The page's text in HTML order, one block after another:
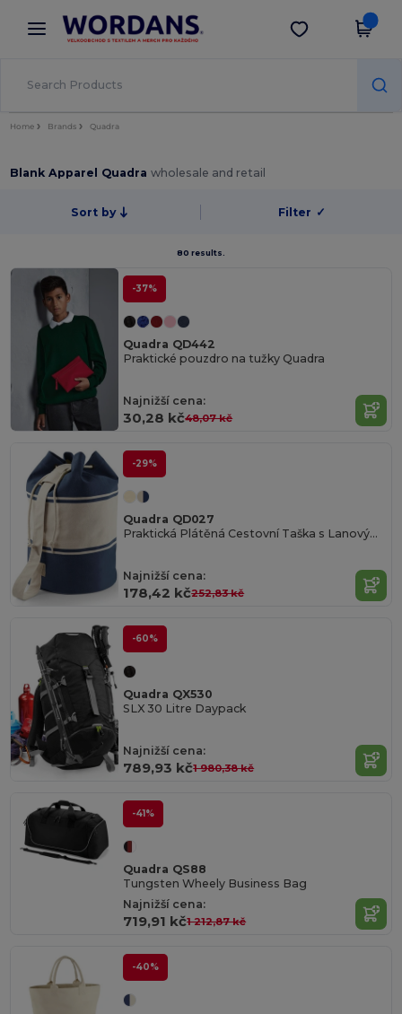
× Aplikace Wordans
Lepší ceny v aplikaci!
Stáhnout app
Home Brands Quadra
Blank Apparel Quadrawholesale and retail
Sort by Filter ✓
80 results.
-37%
Quadra QD442
Praktické pouzdro na tužky Quadra
Najnižší cena:
30,28 kč48,07 kč
-29%
Quadra QD027
Praktická Plátěná Cestovní Taška s Lanovým Uzávěrem
Najnižší cena:
178,42 kč252,83 kč
-60%
Quadra QX530
SLX 30 Litre Daypack
Najnižší cena:
789,93 kč1 980,38 kč
-41%
Quadra QS88
Tungsten Wheely Business Bag
Najnižší cena:
719,91 kč1 212,87 kč
-40%